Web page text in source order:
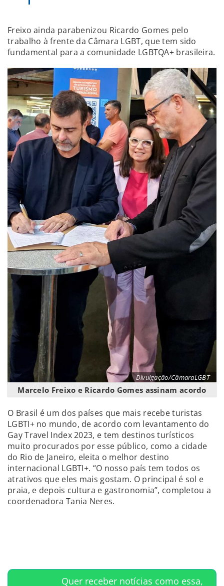
Freixo ainda parabenizou Ricardo Gomes pelo
trabalho à frente da Câmara LGBT, que tem sido
fundamental para a comunidade LGBTQA+ brasileira.
Divulgação/CâmaraLGBT
Marcelo Freixo e Ricardo Gomes assinam acordo
O Brasil é um dos países que mais recebe turistas
LGBTI+ no mundo, de acordo com levantamento do
Gay Travel Index 2023, e tem destinos turísticos
muito procurados por esse público, como a cidade
do Rio de Janeiro, eleita o melhor destino
internacional LGBTI+. “O nosso país tem todos os
atrativos que eles mais gostam. O principal é sol e
praia, e depois cultura e gastronomia”, completou a
coordenadora Tania Neres.
Quer receber notícias como essa,